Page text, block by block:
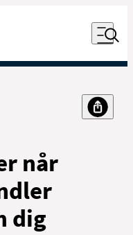
Åben
Udfør søgning
når
dig